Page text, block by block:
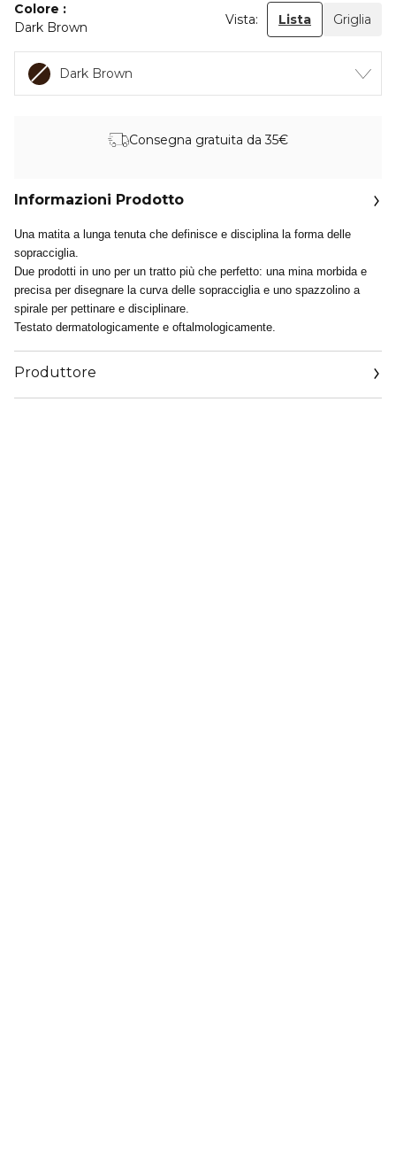
Colore
Dark Brown
Vista: Lista Griglia
Dark Brown
Consegna gratuita da 35€
Informazioni Prodotto
Una matita a lunga tenuta che definisce e disciplina la forma delle
sopracciglia.
Due prodotti in uno per un tratto più che perfetto: una mina morbida e
precisa per disegnare la curva delle sopracciglia e uno spazzolino a
spirale per pettinare e disciplinare.
Testato dermatologicamente e oftalmologicamente.
Produttore